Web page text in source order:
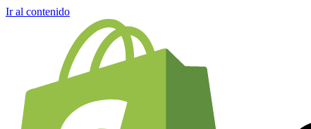
Ir al contenido